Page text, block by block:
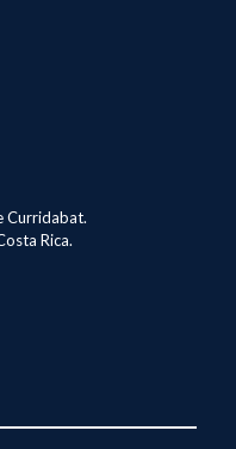
Curridabat.
Rica.